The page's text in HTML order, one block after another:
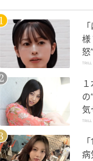
様
怒
と
の
気
が
病